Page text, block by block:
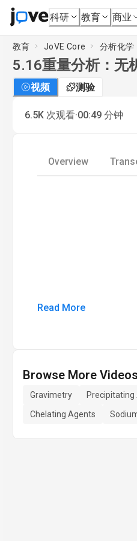
科研 教育 商业
教育 JoVE Core 分析化学
5.16重量分析：无
视频 测验
6.5K 次观看·00:49 分钟
Overview
Read More
Browse More Videos
Gravimetry Precipitating
Chelating Agents